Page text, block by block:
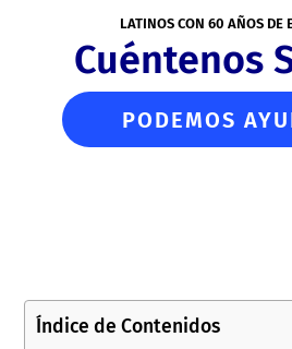
LATINOS CON 60 AÑOS DE
Cuéntenos
PODEMOS
Índice de Contenidos